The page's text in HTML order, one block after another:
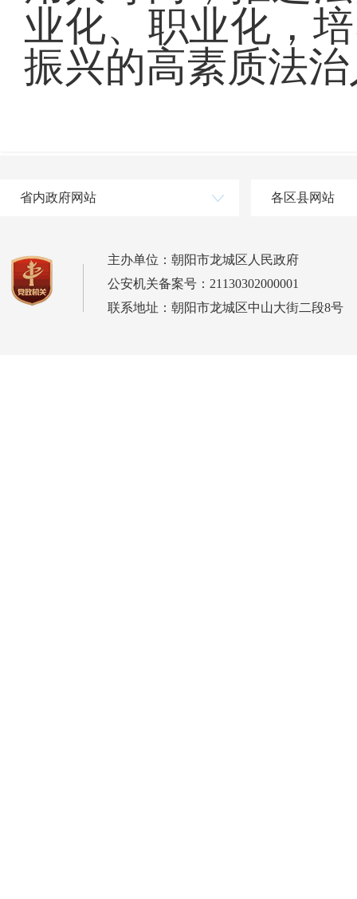
业化、职业化，
振兴的高素质法
省内政府网站 各区县网站
主办单位：朝阳市龙城区人民政府
公安机关备案号：21130302000001
联系地址：朝阳市龙城区中山大街二段8号